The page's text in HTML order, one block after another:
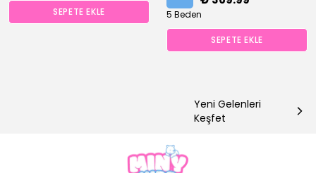
SEPETE EKLE 5 Beden
SEPETE EKLE
Yeni Gelenleri
Keşfet